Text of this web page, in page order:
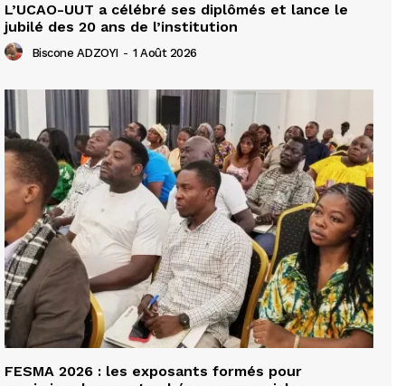
L’UCAO-UUT a célébré ses diplômés et lance le
jubilé des 20 ans de l’institution
Biscone ADZOYI - 1 Août 2026
FESMA 2026 : les exposants formés pour